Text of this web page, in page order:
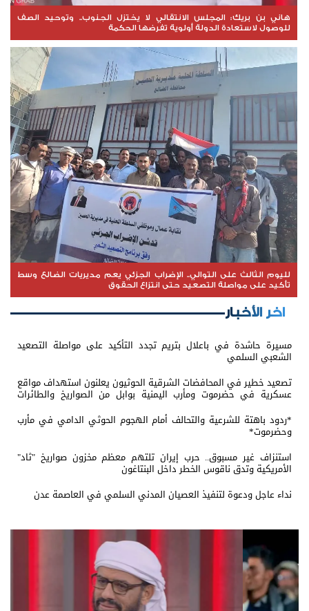
هاني بن بريك: المجلس الانتقالي لا يختزل الجنوب.. وتوحيد الصف
للوصول لاستعادة الدولة أولوية تفرضها الحكمة
لليوم الثالث على التوالي.. الإضراب الجزئي يعم مديريات الضالع وسط
تأكيد على مواصلة التصعيد حتى انتزاع الحقوق
اخر الأخبار
مسيرة حاشدة في باعلال بتريم تجدد التأكيد على مواصلة التصعيد
الشعبي السلمي
تصعيد خطير في المحافضات الشرقية الحوثيون يعلنون استهداف مواقع
عسكرية في حضرموت ومأرب اليمنية بوابل من الصواريخ والطائرات
*ردود باهتة للشرعية والتحالف أمام الهجوم الحوثي الدامي في مأرب
وحضرموت*
استنزاف غير مسبوق.. حرب إيران تلتهم معظم مخزون صواريخ "ثاد"
الأمريكية وتدق ناقوس الخطر داخل البنتاغون
نداء عاجل ودعوة لتنفيذ العصيان المدني السلمي في العاصمة عدن